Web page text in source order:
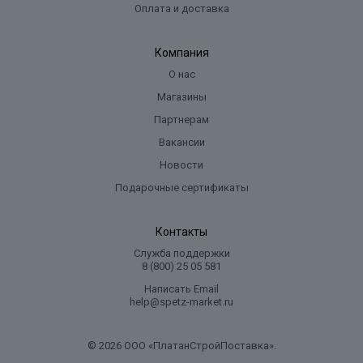
Оплата и доставка
Компания
О нас
Магазины
Партнерам
Вакансии
Новости
Подарочные сертификаты
Контакты
Служба поддержки
8 (800) 25 05 581
Написать Email
help@spetz-market.ru
© 2026 ООО «ПлатанСтройПоставка».